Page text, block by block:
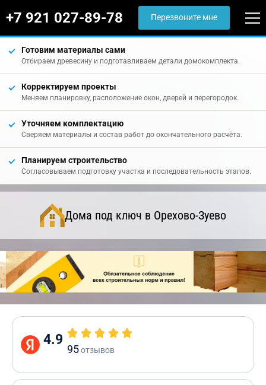
+7 921 027-89-78 Перезвоните мне
Готовим материалы сами
Отбираем древесину и подготавливаем детали домокомплекта.
Корректируем проекты
Меняем планировку, расположение окон, дверей и перегородок.
Уточняем комплектацию
Сверяем материалы и состав работ до окончательного расчёта.
Планируем строительство
Согласовываем подготовку участка и последовательность этапов.
Дома под ключ в Орехово-Зуево
4.9
95отзывов